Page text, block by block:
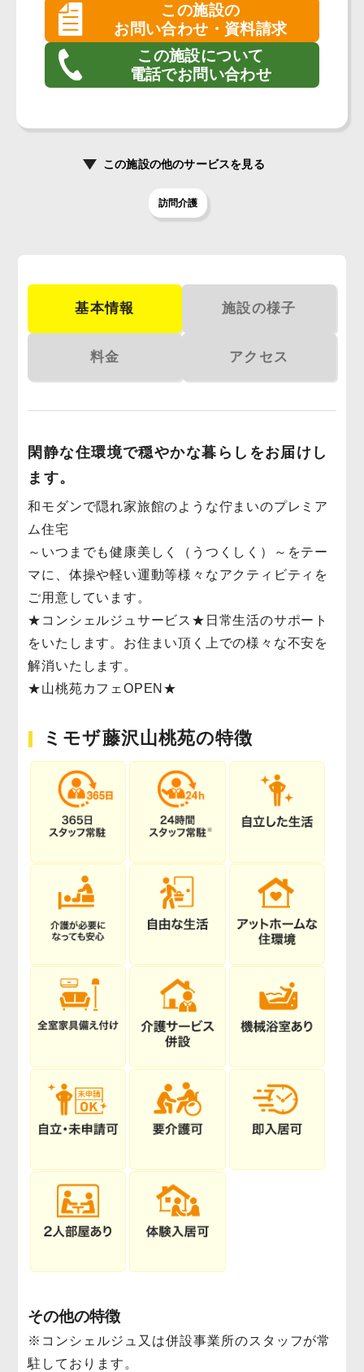
この施設の
お問い合わせ・資料請求
この施設について
電話でお問い合わせ
この施設の他のサービスを見る
訪問介護
基本情報 施設の様子
料金 アクセス
閑静な住環境で穏やかな暮らしをお届けし
ます。
和モダンで隠れ家旅館のような佇まいのプレミア
ム住宅
～いつまでも健康美しく（うつくしく）～をテー
マに、体操や軽い運動等様々なアクティビティを
ご用意しています。
★コンシェルジュサービス★日常生活のサポート
をいたします。お住まい頂く上での様々な不安を
解消いたします。
★山桃苑カフェOPEN★
ミモザ藤沢山桃苑の特徴
その他の特徴
※コンシェルジュ又は併設事業所のスタッフが常
駐しております。